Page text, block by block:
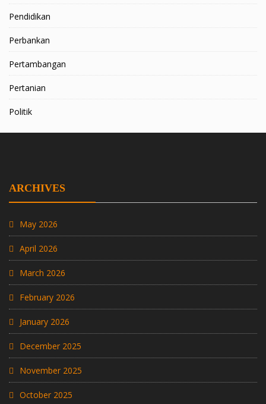
Pendidikan
Perbankan
Pertambangan
Pertanian
Politik
ARCHIVES
May 2026
April 2026
March 2026
February 2026
January 2026
December 2025
November 2025
October 2025